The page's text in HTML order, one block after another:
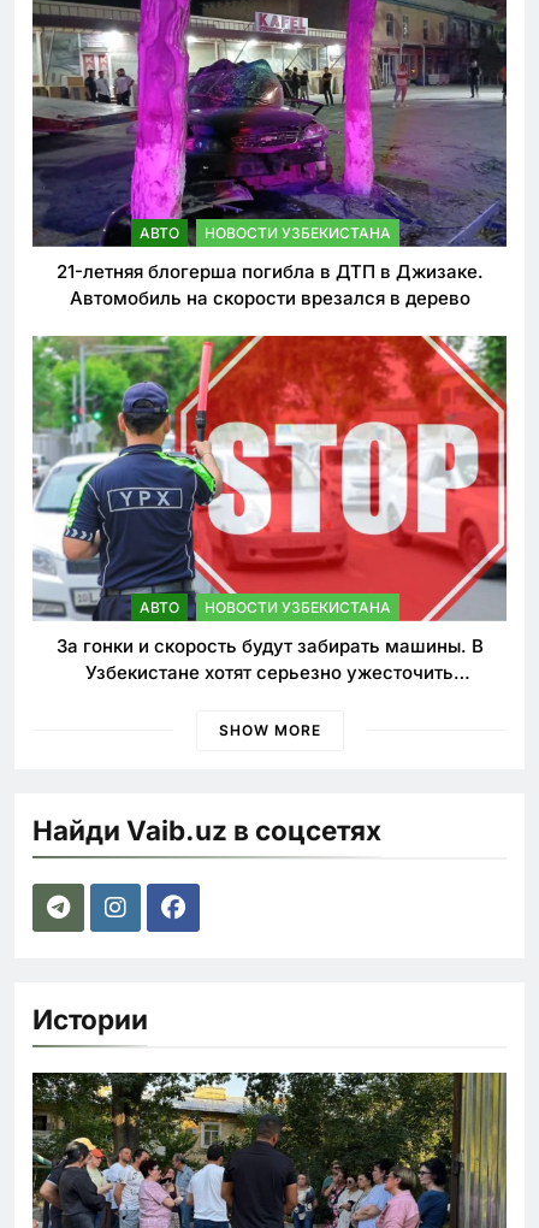
АВТО НОВОСТИ УЗБЕКИСТАНА
21-летняя блогерша погибла в ДТП в Джизаке.
Автомобиль на скорости врезался в дерево
АВТО НОВОСТИ УЗБЕКИСТАНА
За гонки и скорость будут забирать машины. В
Узбекистане хотят серьезно ужесточить
SHOW MORE
Найди Vaib.uz в соцсетях
Истории